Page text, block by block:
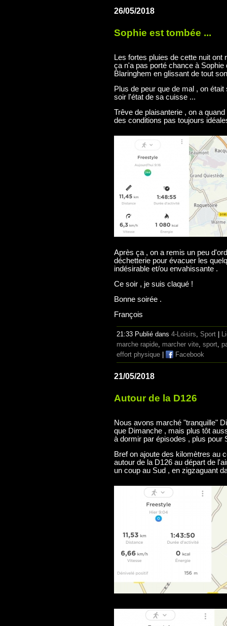
26/05/2018
Sophie est tombée ...
Les fortes pluies de cette nuit
ça n'a pas porté chance à
Blaringhem en glissant de tout
Plus de peur que de mal , on
soir l'état de sa cuisse ...
Trêve de plaisanterie , on a
des conditions pas toujours
Après ça , on a remis un peu
déchetterie pour évacuer les
indésirable et/ou envahissante .
Ce soir , je suis claqué !
Bonne soirée .
François
21:33 Publié dans 4-Loisirs Sport |
marche rapide marcher vite sport
effort physique | Facebook
21/05/2018
Autour de la D126
Nous avons marché "tranquille"
que Dimanche , mais plus tôt
à dormir par épisodes , plus pour
Bref on ajoute des kilomètres au
autour de la D126 au départ de
un coup au Sud , en zigzaguant